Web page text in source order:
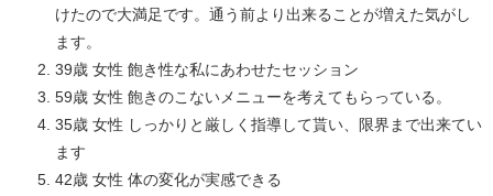
けたので大満足です。通う前より出来ることが増えた気がし
ます。
39歳 女性 飽き性な私にあわせたセッション
59歳 女性 飽きのこないメニューを考えてもらっている。
35歳 女性 しっかりと厳しく指導して貰い、限界まで出来てい
ます
42歳 女性 体の変化が実感できる